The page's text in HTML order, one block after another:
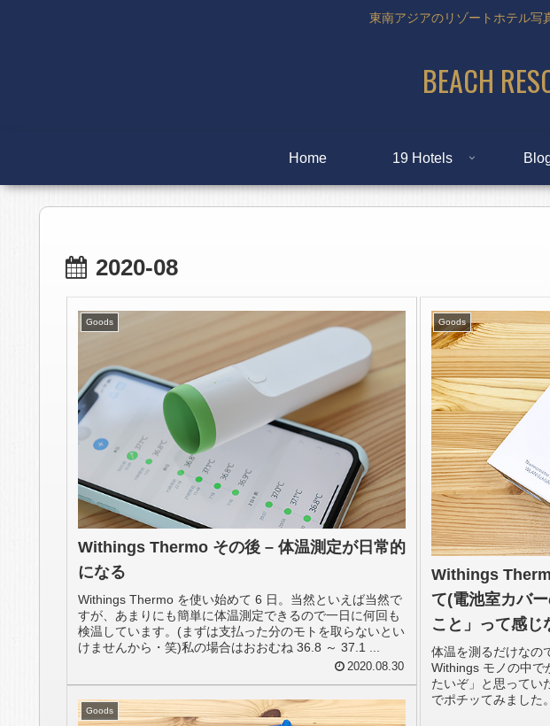
東南アジアのリゾートホテル写
BEACH
Home 19 Hotels
2020-08
Goods
Withings Thermo その後 – 体温測定が日常的
になる
Withings Thermo を使い始めて 6 日。当然といえば当然で
すが、あまりにも簡単に体温測定できるので一日に何回も
検温しています。(まずは支払った分のモトを取らないとい
けませんから・笑)私の場合はおおむね 36.8 ～ 37.1 ...
2020.08.30
Goods
Withings
て(電池室カバ
こと」って感じ
体温を測るだけなの
Withings モノの中で
たいぞ」と思ってい
でポチッてみました
Goods